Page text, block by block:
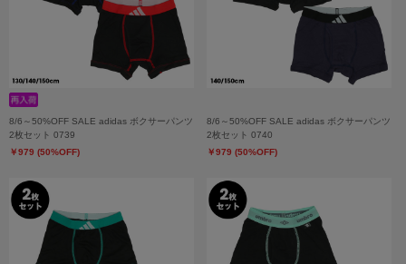
8/6～50%OFF SALE adidas ボクサーパンツ
2枚セット 0739
￥979 (50%OFF)
8/6～50%OFF SALE adidas ボクサーパンツ
2枚セット 0740
￥979 (50%OFF)